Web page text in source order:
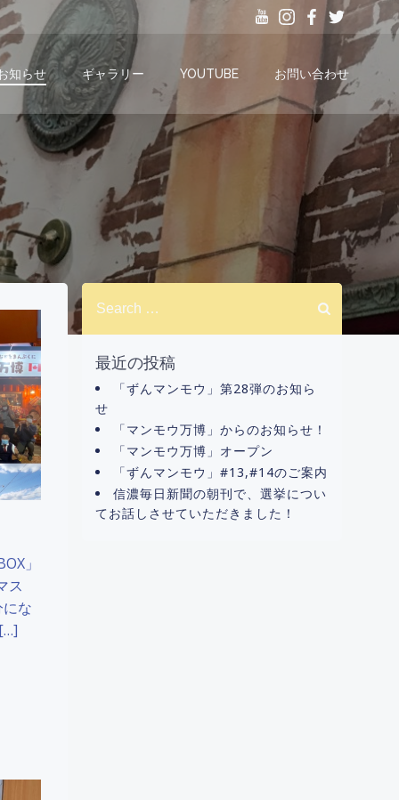
知らせ ギャラリー YOUTUBE お問い合わせ
」
ス
な
for:
最近の投稿
「ずんマンモウ」第28弾のお知ら
せ
「マンモウ万博」からのお知らせ！
「マンモウ万博」オープン
「ずんマンモウ」#13,#14のご案内
信濃毎日新聞の朝刊で、選挙につい
てお話しさせていただきました！